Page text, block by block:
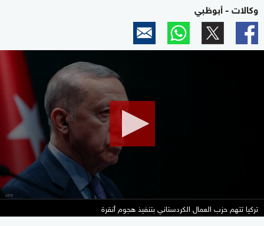
وكالات - أبوظبي
minutes,
seconds
تركيا تتهم حزب العمال الكردستاني بتنفيذ هجوم أنقرة